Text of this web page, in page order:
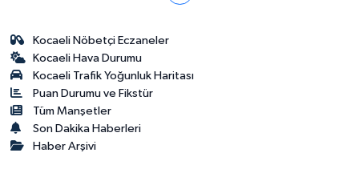
Kocaeli Nöbetçi Eczaneler
Kocaeli Hava Durumu
Kocaeli Trafik Yoğunluk Haritası
Puan Durumu ve Fikstür
Tüm Manşetler
Son Dakika Haberleri
Haber Arşivi